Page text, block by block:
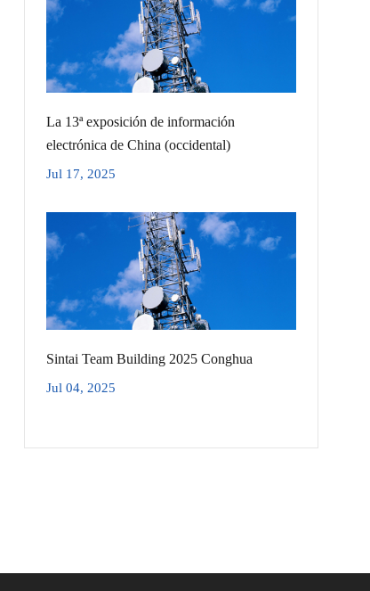
La 13ª exposición de información
electrónica de China (occidental)
Jul 17, 2025
Sintai Team Building 2025 Conghua
Jul 04, 2025